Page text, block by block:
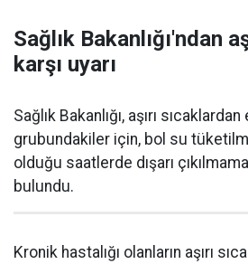
Sağlık Bakanlığı'ndan
karşı uyarı
Sağlık Bakanlığı, aşırı
grubundakiler için, bol su
olduğu saatlerde dışarı
bulundu.
Kronik hastalığı olanların aşırı